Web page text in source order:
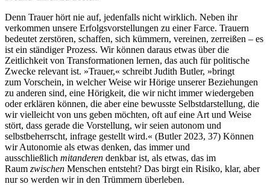
Denn Trauer hört nie auf, jedenfalls nicht wirklich. Neben ihr
verkommen unsere Erfolgsvorstellungen zu einer Farce. Trauern
bedeutet zerstören, schaffen, sich kümmern, vereinen, zerreißen – es
ist ein ständiger Prozess. Wir können daraus etwas über die
Zeitlichkeit von Transformationen lernen, das auch für politische
Zwecke relevant ist. »Trauer,« schreibt Judith Butler, »bringt
zum Vorschein, in welcher Weise wir Hörige unserer Beziehungen
zu anderen sind, eine Hörigkeit, die wir nicht immer wiedergeben
oder erklären können, die aber eine bewusste Selbstdarstellung, die
wir vielleicht von uns geben möchten, oft auf eine Art und Weise
stört, dass gerade die Vorstellung, wir seien autonom und
selbstbeherrscht, infrage gestellt wird.« (Butler 2023, 37) Können
wir Autonomie als etwas denken, das immer und
ausschließlich mitanderen denkbar ist, als etwas, das im
Raum zwischen Menschen entsteht? Das birgt ein Risiko, klar, aber
nur so werden wir in den Trümmern überleben.